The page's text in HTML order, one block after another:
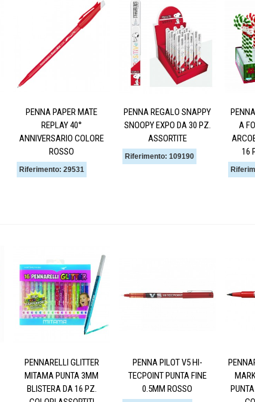
PENNA PAPER MATE
REPLAY 40°
ANNIVERSARIO COLORE
ROSSO
Riferimento: 29531
PENNA REGALO SNAPPY
SNOOPY EXPO DA 30 PZ.
ASSORTITE
Riferimento: 109190
A
16
PENNARELLI GLITTER
MITAMA PUNTA 3MM
BLISTERA DA 16 PZ.
PENNA PILOT V5 HI-
TECPOINT PUNTA FINE
0.5MM ROSSO